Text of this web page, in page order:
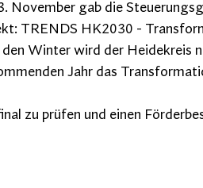
November gab die
TRENDS HK2030 -
Winter wird der Heidekreis
Jahr das
zu prüfen und einen